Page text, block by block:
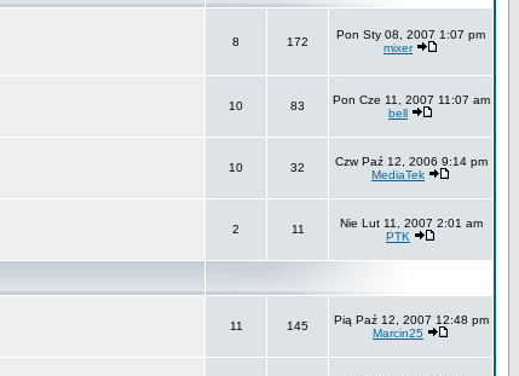
8 172
Pon Sty 08, 2007 1:07 pm
mixer
10 83
Pon Cze 11, 2007 11:07 am
bell
10 32
Czw Paź 12, 2006 9:14 pm
MediaTek
2 11
Nie Lut 11, 2007 2:01 am
PTK
11 145
Pią Paź 12, 2007 12:48 pm
Marcin25